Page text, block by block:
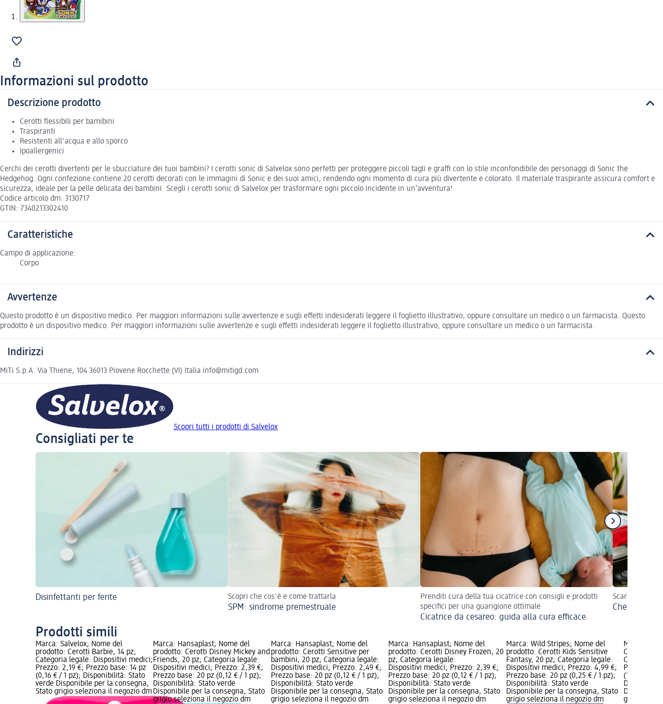
Informazioni sul prodotto
Descrizione prodotto
Cerotti flessibili per bamibini
Traspiranti
Resistenti all'acqua e allo sporco
Ipoallergenici
Cerchi dei cerotti divertenti per le sbucciature dei tuoi bambini? I cerotti sonic di Salvelox sono perfetti per proteggere piccoli tagli e graffi con lo stile inconfondibile dei personaggi di Sonic the
Hedgehog. Ogni confezione contiene 20 cerotti decorati con le immagini di Sonic e dei suoi amici, rendendo ogni momento di cura più divertente e colorato. Il materiale traspirante assicura comfort e
sicurezza, ideale per la pelle delicata dei bambini. Scegli i cerotti sonic di Salvelox per trasformare ogni piccolo incidente in un’avventura!
Codice articolo dm: 3130717
GTIN: 7340213302410
Caratteristiche
Campo di applicazione:
Corpo
Avvertenze
Questo prodotto è un dispositivo medico. Per maggiori informazioni sulle avvertenze e sugli effetti indesiderati leggere il foglietto illustrativo, oppure consultare un medico o un farmacista. Questo
prodotto è un dispositivo medico. Per maggiori informazioni sulle avvertenze e sugli effetti indesiderati leggere il foglietto illustrativo, oppure consultare un medico o un farmacista.
Indirizzi
MiTi S.p.A. Via Thiene, 104 36013 Piovene Rocchette (VI) Italia info@mitigd.com
Scopri tutti i prodotti di Salvelox
Consigliati per te
Disinfettanti per ferite Scopri che cos'è e come trattarla
SPM: sindrome premestruale
Prenditi cura della tua cicatrice con consigli e prodotti
specifici per una guarigione ottimale
Cicatrice da cesareo: guida alla cura efficace
Scarica ora la
Checklist
Prodotti simili
Marca: Salvelox; Nome del
prodotto: Cerotti Barbie, 14 pz;
Categoria legale: Dispositivi medici;
Prezzo: 2,19 €; Prezzo base: 14 pz
(0,16 € / 1 pz); Disponibilità: Stato
verde Disponibile per la consegna,
Stato grigio seleziona il negozio dm
Marca: Hansaplast; Nome del
prodotto: Cerotti Disney Mickey and
Friends, 20 pz; Categoria legale:
Dispositivi medici; Prezzo: 2,39 €;
Prezzo base: 20 pz (0,12 € / 1 pz);
Disponibilità: Stato verde
Disponibile per la consegna, Stato
grigio seleziona il negozio dm
Marca: Hansaplast; Nome del
prodotto: Cerotti Sensitive per
bambini, 20 pz; Categoria legale:
Dispositivi medici; Prezzo: 2,49 €;
Prezzo base: 20 pz (0,12 € / 1 pz);
Disponibilità: Stato verde
Disponibile per la consegna, Stato
grigio seleziona il negozio dm
Marca: Hansaplast; Nome del
prodotto: Cerotti Disney Frozen, 20
pz; Categoria legale:
Dispositivi medici; Prezzo: 2,39 €;
Prezzo base: 20 pz (0,12 € / 1 pz);
Disponibilità: Stato verde
Disponibile per la consegna, Stato
grigio seleziona il negozio dm
Marca: Wild Stripes; Nome del
prodotto: Cerotti Kids Sensitive
Fantasy, 20 pz; Categoria legale:
Dispositivi medici; Prezzo: 4,99 €;
Prezzo base: 20 pz (0,25 € / 1 pz);
Disponibilità: Stato verde
Disponibile per la consegna, Stato
grigio seleziona il negozio dm
Marca:
Cerotti
Categoria
Prezzo:
(1,99 € / 1
Disponibile
grigio